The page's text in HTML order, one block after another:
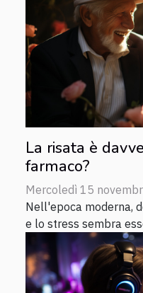
La risata è
farmaco?
Mercoledì 15
Nell'epoca moderna,
e lo stress sembra